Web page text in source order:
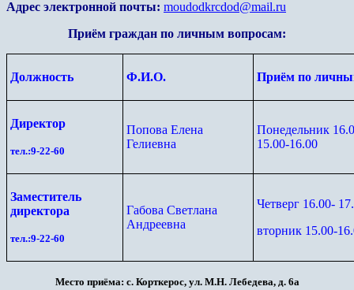
Адрес электронной почты: moudodkrcdod@mail.ru
Приём граждан по личным вопросам:
Должность Ф.И.О. Приём по
Директор
тел.:9-22-60
Попова Елена
Гелиевна
Понедельник
15.00-16.00
Заместитель
директора
тел.:9-22-60
Габова Светлана
Андреевна
Четверг 16.00-
вторник 15.00-
Место приёма: с. Корткерос, ул. М.Н. Лебедева, д. 6а